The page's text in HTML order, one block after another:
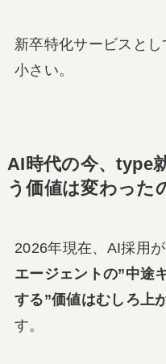
新卒特化サービスと
小さい。
AI時代の今、type
う価値は変わった
2026年現在、AI採用
エージェントの”中途
する”価値はむしろ上
す。